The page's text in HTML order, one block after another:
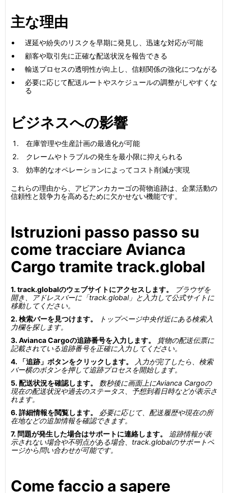
主な理由
遅延や紛失のリスクを早期に発見し、迅速な対応が可能
顧客や取引先に正確な配送状況を報告できる
輸送プロセスの透明性が向上し、信頼関係の強化につながる
必要に応じて配送ルートやスケジュールの調整がしやすくな
る
ビジネスへの影響
在庫管理や生産計画の最適化が可能
クレームやトラブルの発生を最小限に抑えられる
効率的なオペレーションによってコスト削減が実現
これらの理由から、アビアンカカーゴの荷物追跡は、企業活動の
信頼性と競争力を高めるために欠かせない機能です。
Istruzioni passo passo su
come tracciare Avianca
Cargo tramite track.global
1. track.globalのウェブサイトにアクセスします。
ブラウザを
開き、アドレスバーに「track.global」と入力して公式サイトに
移動してください。
2. 検索バーを見つけます。
トップページ中央付近にある検索入
力欄を探します。
3. Avianca Cargoの追跡番号を入力します。
貨物の配送伝票に
記載されている追跡番号を正確に入力してください。
4. 「追跡」ボタンをクリックします。
入力が完了したら、検索
バー横のボタンを押して追跡プロセスを開始します。
5. 配送状況を確認します。
数秒後に画面上にAvianca Cargoの
現在の配送状況や過去のステータス、予想到着日時などが表示さ
れます。
6. 詳細情報を閲覧します。
必要に応じて、配送履歴や現在の所
在地などの追加情報を確認できます。
7. 問題が発生した場合はサポートに連絡します。
追跡情報が表
示されない場合や不明点がある場合、track.globalのサポートペ
ージから問い合わせが可能です。
Come faccio a sapere